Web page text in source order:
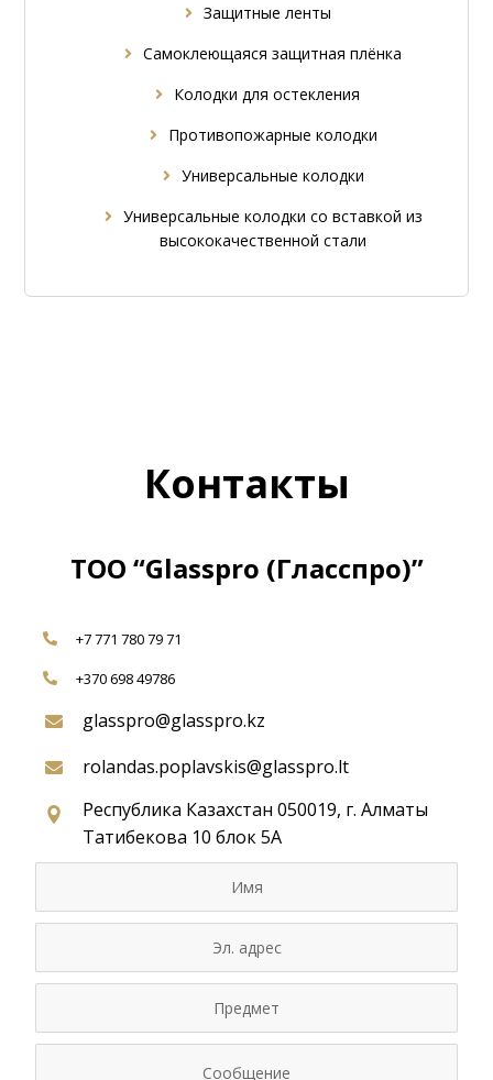
Защитные ленты
Самоклеющаяся защитная плёнка
Колодки для остекления
Противопожарные колодки
Универсальные колодки
Универсальные колодки со вставкой из
высококачественной стали
Контакты
ТОО “Glasspro (Гласспро)”
+7 771 780 79 71
+370 698 49786
glasspro@glasspro.kz
rolandas.poplavskis@glasspro.lt
Республика Казахстан 050019, г. Алматы
Татибекова 10 блок 5А